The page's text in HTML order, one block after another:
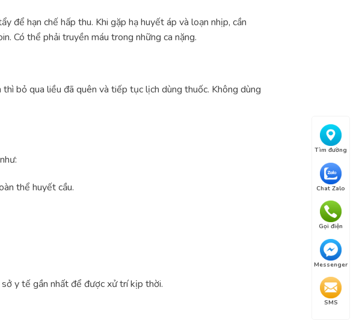
Tìm đường
Chat Zalo
Gọi điện
Messenger
SMS
để hạn chế hấp thu. Khi gặp hạ huyết áp và loạn nhịp, cần
Có thể phải truyền máu trong những ca nặng.
bỏ qua liều đã quên và tiếp tục lịch dùng thuốc. Không dùng
thể huyết cầu.
y tế gần nhất để được xử trí kịp thời.